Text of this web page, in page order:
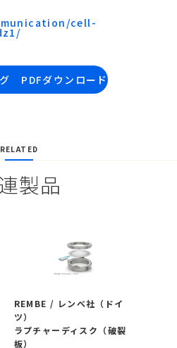
cell-
PDFダウンロード
RELATED
製品
REMBE / レンべ社（ドイ
ツ）
ラプチャーディスク（破裂
板）